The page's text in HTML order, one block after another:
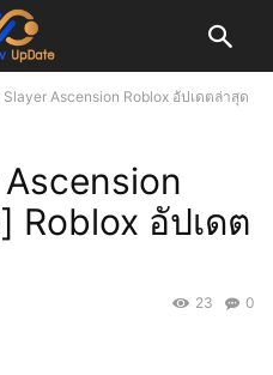
Ascension Roblox อัปเดตล่าสุด
Roblox อัปเดต
0
23